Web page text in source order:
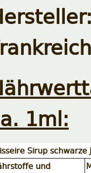
1ml:
Sirup schwarze
und